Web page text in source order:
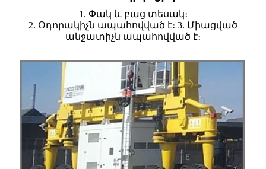
1. Փակ և բաց տեսակ։
2. Օդորակիչն ապահովված է։ 3. Միացված
անջատիչն ապահովված է։